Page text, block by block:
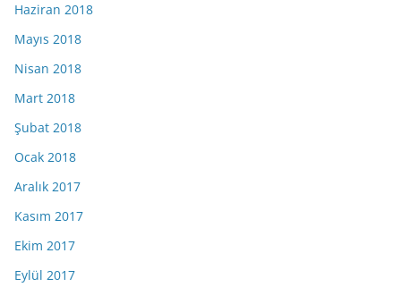
Haziran 2018
Mayıs 2018
Nisan 2018
Mart 2018
Şubat 2018
Ocak 2018
Aralık 2017
Kasım 2017
Ekim 2017
Eylül 2017